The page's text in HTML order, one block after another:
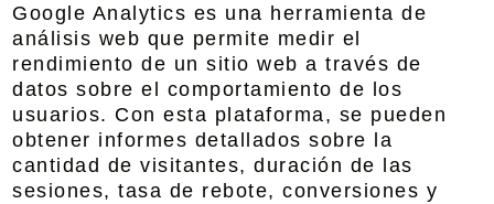
Google Analytics es una herramienta de
análisis web que permite medir el
rendimiento de un sitio web a través de
datos sobre el comportamiento de los
usuarios. Con esta plataforma, se pueden
obtener informes detallados sobre la
cantidad de visitantes, duración de las
sesiones, tasa de rebote, conversiones y